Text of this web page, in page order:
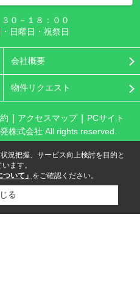
３０－１８：００
日曜日・祝祭日
会社概要
物件リクエスト
アクセスマップ
PCサイト
株式会社 All rights reserved.
況把握、サービス向上検討を目的と
ます。
いて」 をご確認ください。
る